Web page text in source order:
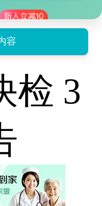
容
检 3